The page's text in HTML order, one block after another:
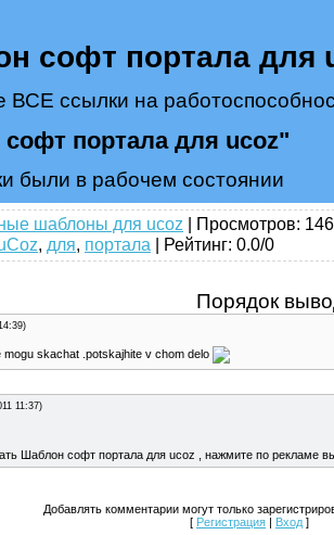
софт портала для
ВСЕ ссылки на
портала для ucoz"
были в рабочем состоянии
шаблоны для ucoz | Просмотров:
, для, портала | Рейтинг: 0.0/0
Порядок
mogu skachat .potskajhite v chom delo
11:37)
Шаблон софт портала для ucoz , нажмите по рекламе
Добавлять комментарии могут только
[ Регистрация | Вход ]